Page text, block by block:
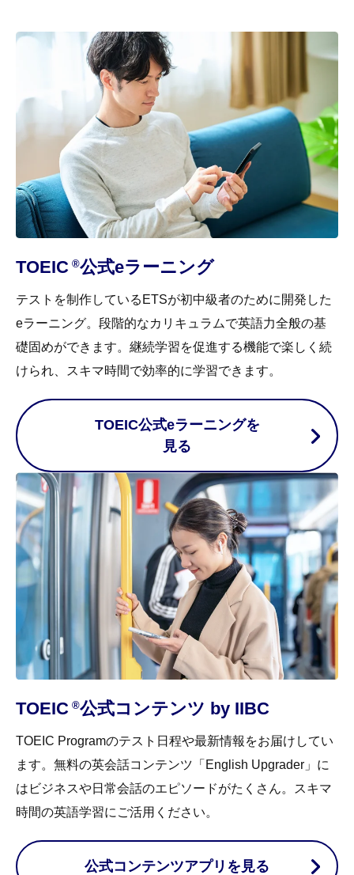
TOEIC ®公式eラーニング
テストを制作しているETSが初中級者のために開発した
eラーニング。段階的なカリキュラムで英語力全般の基
礎固めができます。継続学習を促進する機能で楽しく続
けられ、スキマ時間で効率的に学習できます。
TOEIC公式eラーニングを
見る
TOEIC ®公式コンテンツ by IIBC
TOEIC Programのテスト日程や最新情報をお届けしてい
ます。無料の英会話コンテンツ「English Upgrader」に
はビジネスや日常会話のエピソードがたくさん。スキマ
時間の英語学習にご活用ください。
公式コンテンツアプリを見る